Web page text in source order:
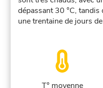
dépassant 30 °C,
une trentaine de jours
T° moyenne